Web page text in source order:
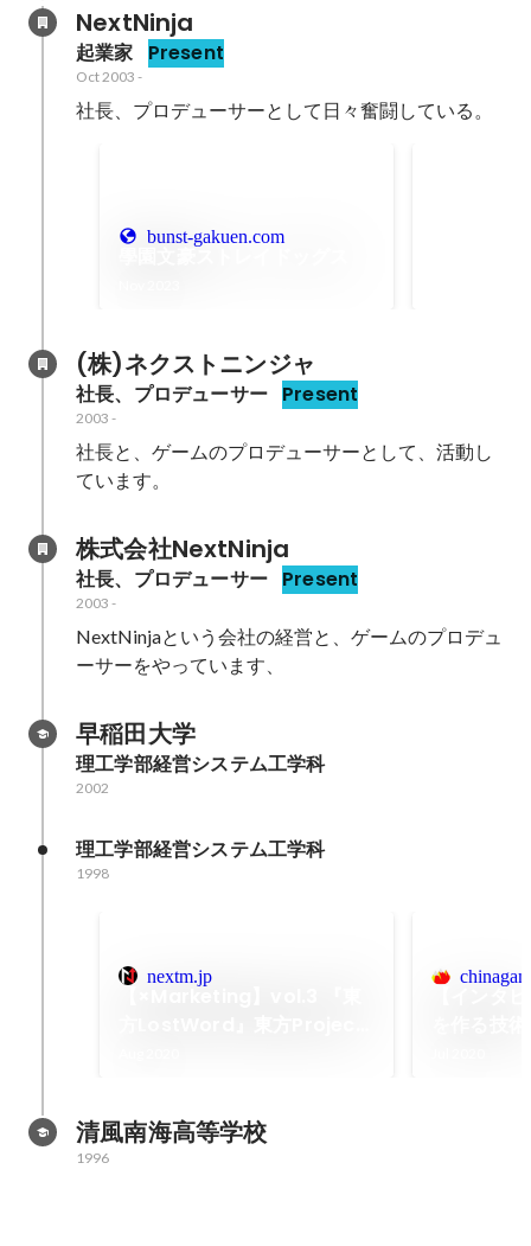
NextNinja
起業家 Present
Oct 2003 -
社長、プロデューサーとして日々奮闘している。
bunst-gakuen.com
(株)ネクストニンジャ
社長、プロデューサー Present
2003 -
社長と、ゲームのプロデューサーとして、活動し
ています。
株式会社NextNinja
社長、プロデューサー Present
2003 -
NextNinjaという会社の経営と、ゲームのプロデュ
ーサーをやっています、
早稲田大学
理工学部経営システム工学科
2002
理工学部経営システム工学科
1998
nextm.jp
の視点とは
清風南海高等学校
1996